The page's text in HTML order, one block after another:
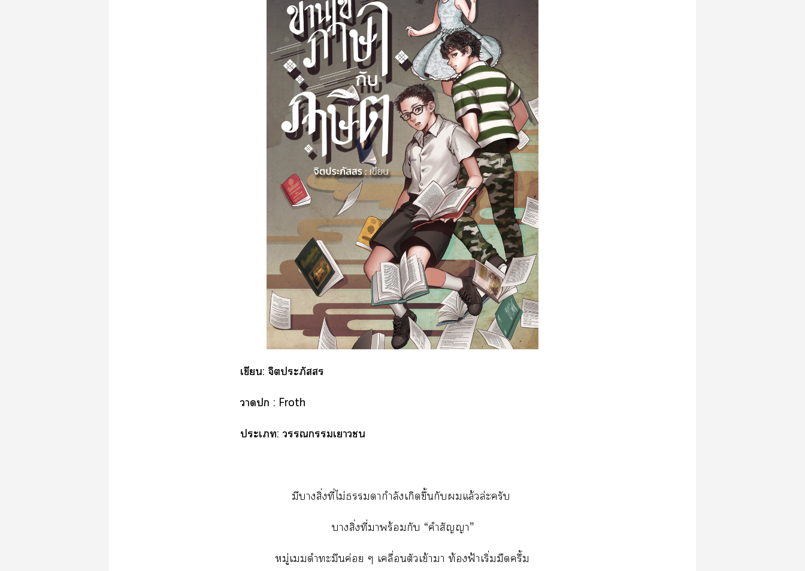
เขียน: จิตประภัสสร
า : Froth
ะเ: เา
มีาสิ่งที่ไม่ากำลังเกิดขึ้นกับแล้วล่ะครับ
าสิ่งที่าพร้อมกับ “คำสัญญา”
หมู่เดำทะมึนค่อย ๆ เคลื่อนตัวเข้าา ท้องฟ้าเริ่มมืดครึ้ม